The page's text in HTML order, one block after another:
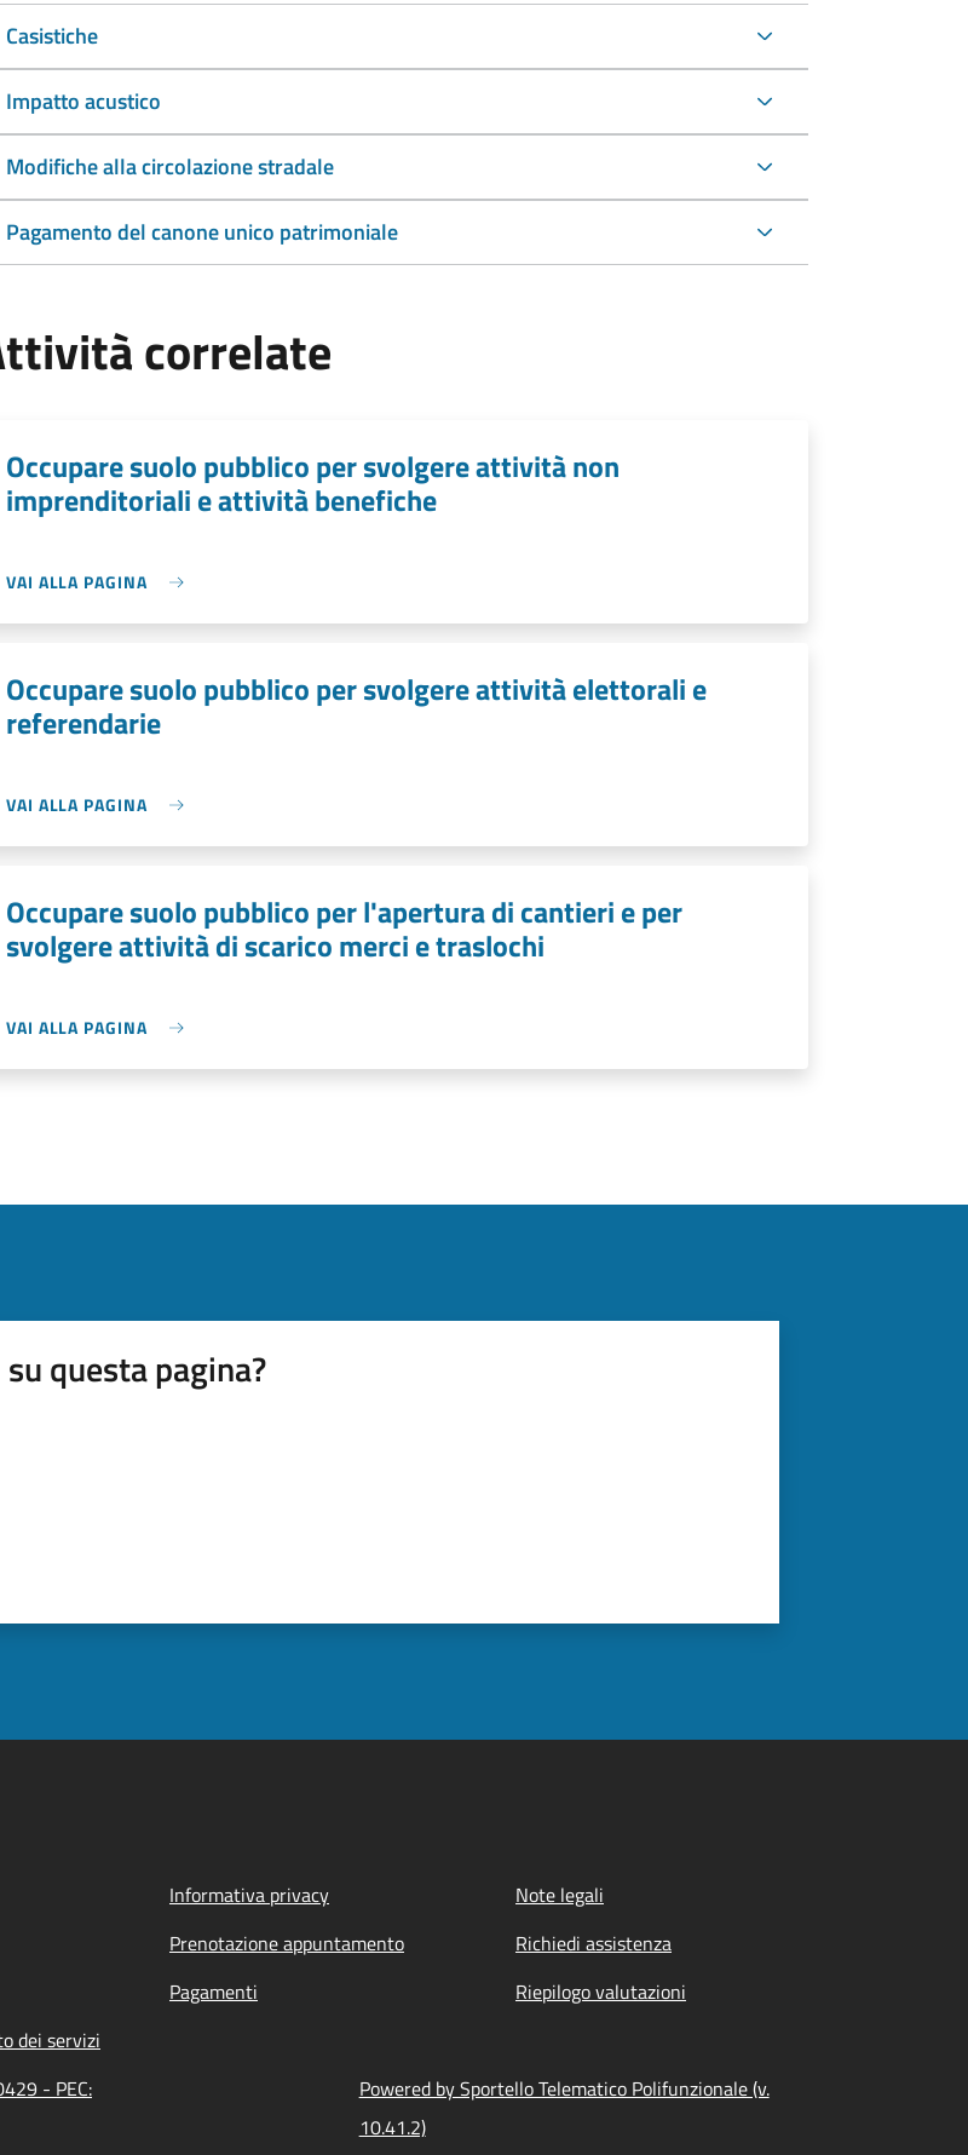
Casistiche
Impatto acustico
Modifiche alla circolazione stradale
Pagamento del canone unico patrimoniale
correlate
Occupare suolo pubblico per svolgere attività non
imprenditoriali e attività benefiche
VAI ALLA PAGINA
Occupare suolo pubblico per svolgere attività elettorali e
referendarie
VAI ALLA PAGINA
Occupare suolo pubblico per l'apertura di cantieri e per
svolgere attività di scarico merci e traslochi
VAI ALLA PAGINA
questa pagina?
Informativa privacy
Note legali
Prenotazione appuntamento
Richiedi assistenza
Pagamenti
Riepilogo valutazioni
dei servizi
- PEC:
Powered by Sportello Telematico Polifunzionale (v.
10.41.2)